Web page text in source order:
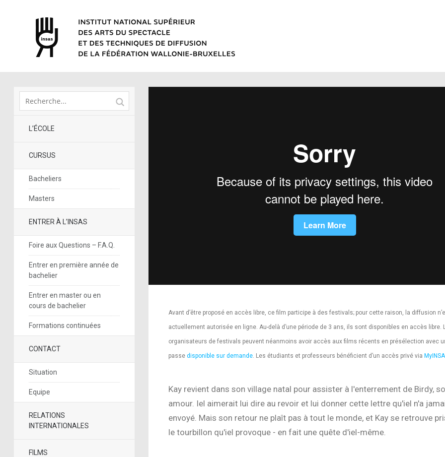
L’ÉCOLE
CURSUS
Bacheliers
Masters
ENTRER À L’INSAS
Foire aux Questions – F.A.Q.
Entrer en première année de
bachelier
Entrer en master ou en
cours de bachelier
Formations continuées
CONTACT
Situation
Equipe
RELATIONS
INTERNATIONALES
FILMS
Avant d’être proposé en accès libre, ce film participe à des festivals; pour cette raison, la diffusion
actuellement autorisée en ligne. Au-delà d’une période de 3 ans, ils sont disponibles en accès libre.
organisateurs de festivals peuvent néanmoins avoir accès aux films récents en présélection avec
passe disponible sur demande. Les étudiants et professeurs bénéficient d’un accès privé via
Kay revient dans son village natal pour assister à l'enterrement de Birdy,
amour. Iel aimerait lui dire au revoir et lui donner cette lettre qu'iel n'a
envoyé. Mais son retour ne plaît pas à tout le monde, et Kay se retrouve
le tourbillon qu'iel provoque - en fait une quête d'iel-même.